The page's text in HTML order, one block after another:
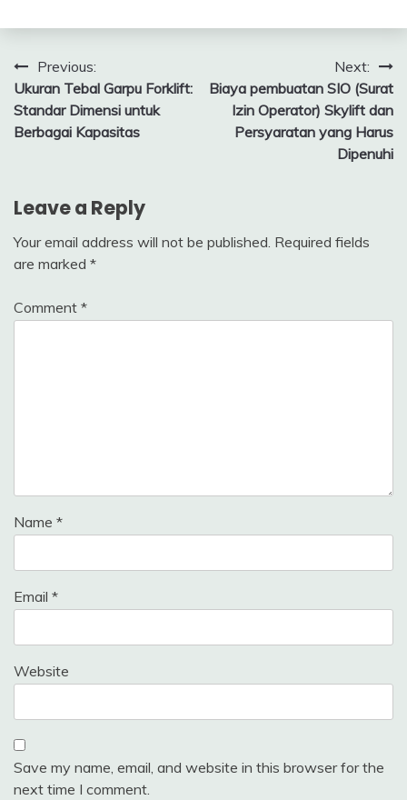
Post
navigation
Previous:
Ukuran Tebal Garpu Forklift:
Standar Dimensi untuk
Berbagai Kapasitas
Next:
Biaya pembuatan SIO (Surat
Izin Operator) Skylift dan
Persyaratan yang Harus
Dipenuhi
Leave a Reply
Your email address will not be published. Required fields
are marked *
Comment *
Name *
Email *
Website
Save my name, email, and website in this browser for the
next time I comment.